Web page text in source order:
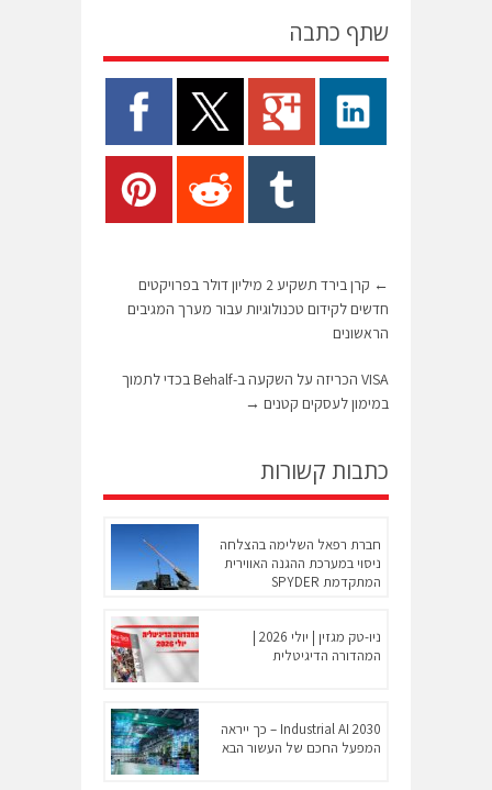
שתף כתבה
←
קרן בירד תשקיע 2 מיליון דולר בפרויקטים
חדשים לקידום טכנולוגיות עבור מערך המגיבים
הראשונים
VISA הכריזה על השקעה ב-Behalf בכדי לתמוך
במימון לעסקים קטנים →
כתבות קשורות
חברת רפאל השלימה בהצלחה
ניסוי במערכת ההגנה האווירית
המתקדמת SPYDER
ניו-טק מגזין | יולי 2026 |
המהדורה הדיגיטלית
Industrial AI 2030 – כך ייראה
המפעל החכם של העשור הבא